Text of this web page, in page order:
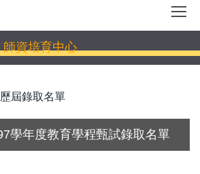
師資培育中心
歷屆錄取名單
學年度教育學程甄試錄取名單